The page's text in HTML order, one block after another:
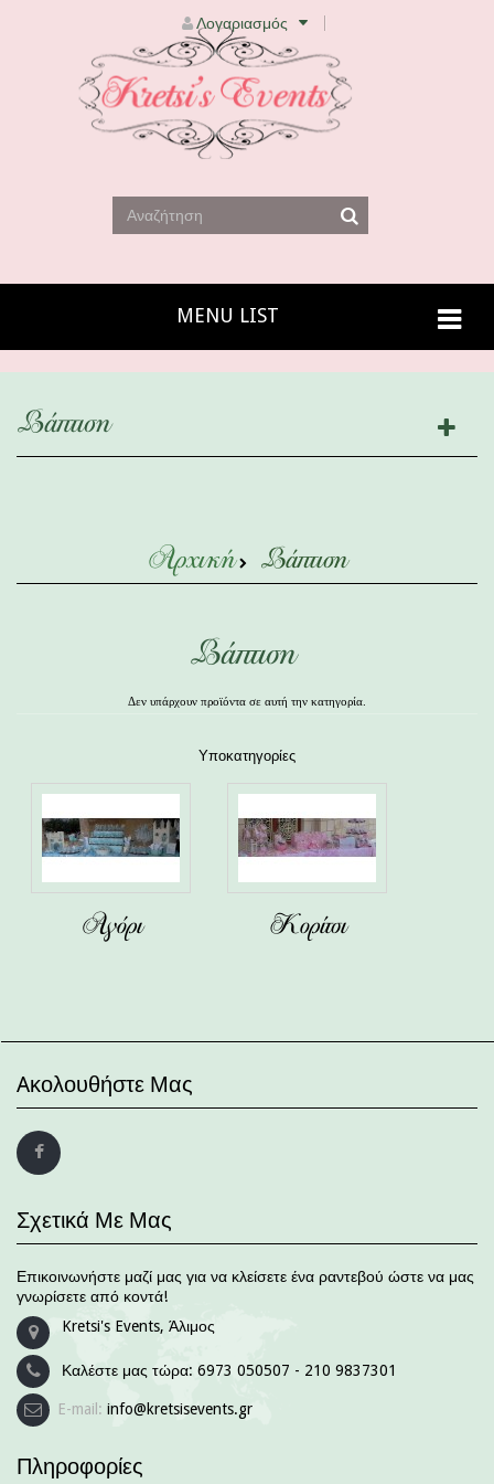
Λογαριασμός
MENU LIST
Βάπτιση
Αρχική Βάπτιση
Βάπτιση
Δεν υπάρχουν προϊόντα σε αυτή την κατηγορία.
Υποκατηγορίες
Αγόρι Κορίτσι
Aκολουθήστε Μας
Σχετικά Με Μας
Επικοινωνήστε μαζί μας για να κλείσετε ένα ραντεβού ώστε να μας
γνωρίσετε από κοντά!
Kretsi's Events, Άλιμος
Καλέστε μας τώρα: 6973 050507 - 210 9837301
E-mail: info@kretsisevents.gr
Πληροφορίες